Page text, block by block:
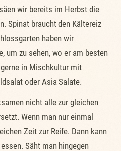
wir bereits im Herbst die
Spinat braucht den Kältereiz
haben wir
um zu sehen, wo er am besten
in Mischkultur mit
oder Asia Salate.
nicht alle zur gleichen
Wenn man nur einmal
Zeit zur Reife. Dann kann
Säht man hingegen